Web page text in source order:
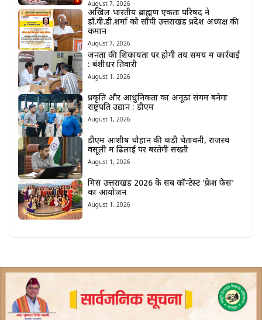
August 7, 2026
अखिल भारतीय ब्राह्मण एकता परिषद ने
डॉ.वी.डी.शर्मा को सौंपी उत्तराखंड प्रदेश अध्यक्ष की
कमान
August 7, 2026
जनता की शिकायतों पर होगी तय समय में कार्रवाई
: बंशीधर तिवारी
August 1, 2026
प्रकृति और आधुनिकता का अनूठा संगम बनेगा
राष्ट्रपति उद्यान : डीएम
August 1, 2026
डीएम आशीष चौहान की कड़ी चेतावनी, राजस्व
वसूली में ढिलाई पर बरतेगी सख्ती
August 1, 2026
मिस उत्तराखंड 2026 के सब कॉन्टेस्ट ‘फ्रेश फेस’
का आयोजन
August 1, 2026